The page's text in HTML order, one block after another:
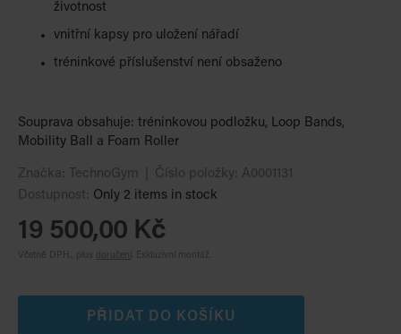
životnost
vnitřní kapsy pro uložení nářadí
tréninkové příslušenství není obsaženo
Souprava obsahuje: tréninkovou podložku, Loop Bands,
Mobility Ball a Foam Roller
Značka: TechnoGym Číslo položky: A0001131
Dostupnost: Only 2 items in stock
19 500,00 Kč
Včetně DPH., plus doručení Exkluzivní montáž.
PŘIDAT DO KOŠÍKU